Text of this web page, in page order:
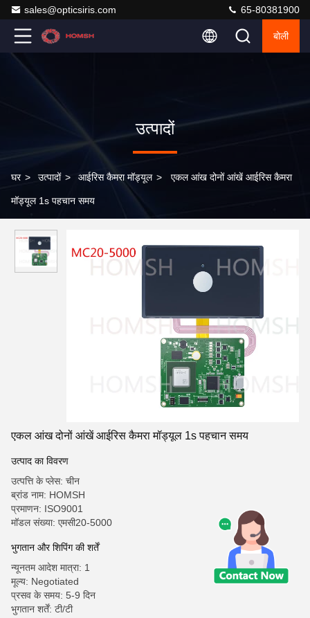
sales@opticsiris.com 65-80381900
बोली
उत्पादों
घर > उत्पादों > आईरिस कैमरा मॉड्यूल > एकल आंख दोनों आंखें आईरिस कैमरा
मॉड्यूल 1s पहचान समय
एकल आंख दोनों आंखें आईरिस कैमरा मॉड्यूल 1s पहचान समय
उत्पाद का विवरण
उत्पत्ति के प्लेस: चीन
ब्रांड नाम: HOMSH
प्रमाणन: ISO9001
मॉडल संख्या: एमसी20-5000
भुगतान और शिपिंग की शर्तें
न्यूनतम आदेश मात्रा: 1
मूल्य: Negotiated
प्रसव के समय: 5-9 दिन
भुगतान शर्तें: टी/टी